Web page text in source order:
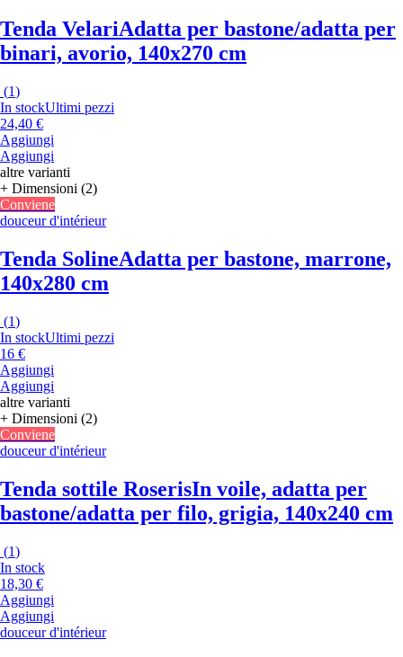
Tenda VelariAdatta per bastone/adatta per
binari, avorio, 140x270 cm
(1)
In stockUltimi pezzi
24,40 €
Aggiungi
Aggiungi
altre varianti
+ Dimensioni (2)
Conviene
douceur d'intérieur
Tenda SolineAdatta per bastone, marrone,
140x280 cm
(1)
In stockUltimi pezzi
16 €
Aggiungi
Aggiungi
altre varianti
+ Dimensioni (2)
Conviene
douceur d'intérieur
Tenda sottile RoserisIn voile, adatta per
bastone/adatta per filo, grigia, 140x240 cm
(1)
In stock
18,30 €
Aggiungi
Aggiungi
douceur d'intérieur